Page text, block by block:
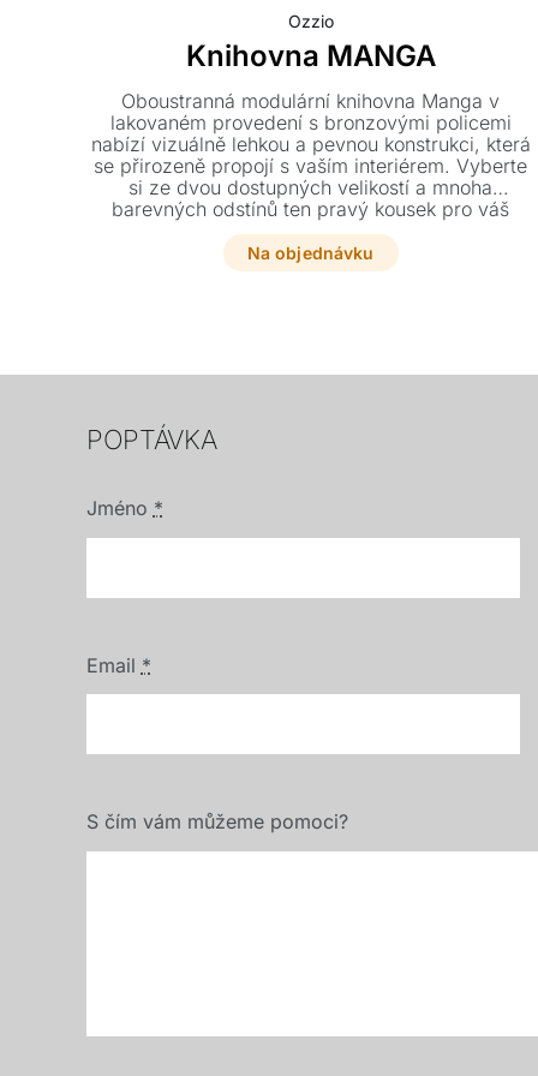
Ozzio
Knihovna MANGA
Oboustranná modulární knihovna Manga v
lakovaném provedení s bronzovými policemi
nabízí vizuálně lehkou a pevnou konstrukci, která
se přirozeně propojí s vaším interiérem. Vyberte
si ze dvou dostupných velikostí a mnoha
barevných odstínů ten pravý kousek pro váš
domov.
Na objednávku
POPTÁVKA
Jméno *
Email *
S čím vám můžeme pomoci?